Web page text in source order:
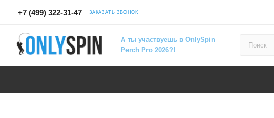
+7 (499) 322-31-47 ЗАКАЗАТЬ ЗВОНОК
А ты участвуешь в OnlySpin
Perch Pro 2026?!